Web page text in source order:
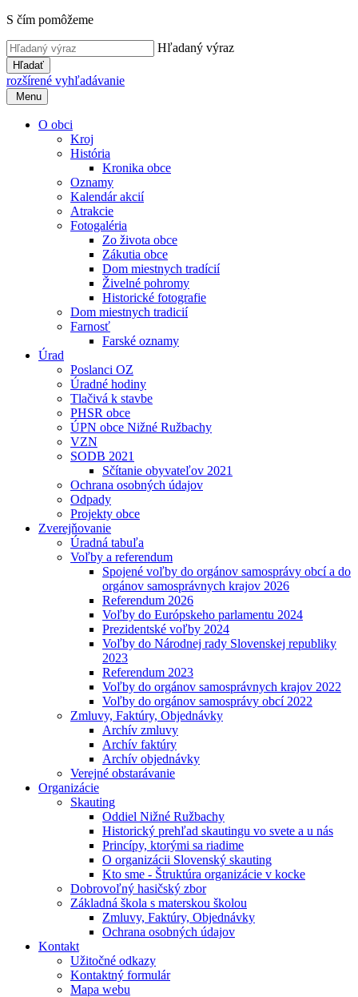
S čím pomôžeme
Hľadaný výraz
Hľadať
rozšírené vyhľadávanie
Menu
O obci
Kroj
História
Kronika obce
Oznamy
Kalendár akcií
Atrakcie
Fotogaléria
Zo života obce
Zákutia obce
Dom miestnych tradícií
Živelné pohromy
Historické fotografie
Dom miestnych tradicií
Farnosť
Farské oznamy
Úrad
Poslanci OZ
Úradné hodiny
Tlačivá k stavbe
PHSR obce
ÚPN obce Nižné Ružbachy
VZN
SODB 2021
Sčítanie obyvateľov 2021
Ochrana osobných údajov
Odpady
Projekty obce
Zverejňovanie
Úradná tabuľa
Voľby a referendum
Spojené voľby do orgánov samosprávy obcí a do
orgánov samosprávnych krajov 2026
Referendum 2026
Voľby do Európskeho parlamentu 2024
Prezidentské voľby 2024
Voľby do Národnej rady Slovenskej republiky
2023
Referendum 2023
Voľby do orgánov samosprávnych krajov 2022
Voľby do orgánov samosprávy obcí 2022
Zmluvy, Faktúry, Objednávky
Archív zmluvy
Archív faktúry
Archív objednávky
Verejné obstarávanie
Organizácie
Skauting
Oddiel Nižné Ružbachy
Historický prehľad skautingu vo svete a u nás
Princípy, ktorými sa riadime
O organizácii Slovenský skauting
Kto sme - Štruktúra organizácie v kocke
Dobrovoľný hasičský zbor
Základná škola s materskou školou
Zmluvy, Faktúry, Objednávky
Ochrana osobných údajov
Kontakt
Užitočné odkazy
Kontaktný formulár
Mapa webu